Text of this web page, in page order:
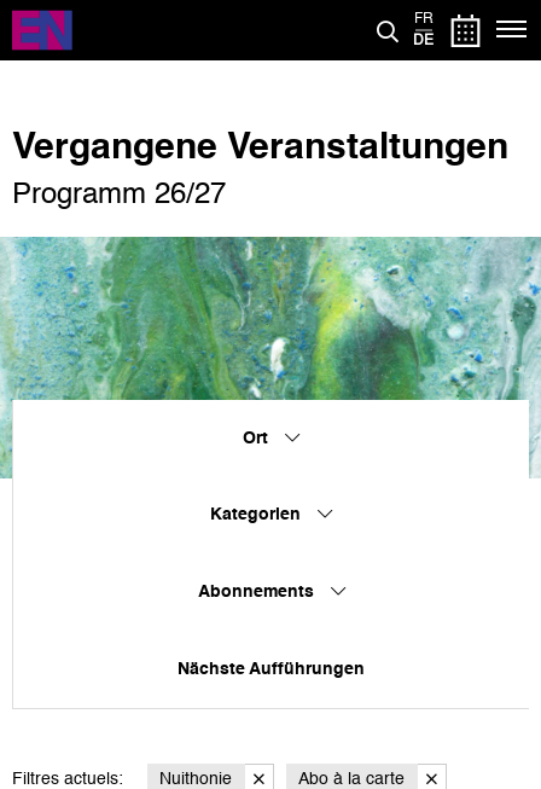
Direkt
zum
Inhalt
FR
DE
Vergangene Veranstaltungen
Programm 26/27
Ort
Kategorien
Abonnements
Nächste Aufführungen
Filtres actuels: Nuithonie Abo à la carte